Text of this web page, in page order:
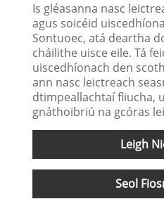
Is gléasanna nasc
agus soicéid
Sontuoec, atá deartha
cháilithe uisce eile. Tá
uiscedhíonach den
ann nasc leictreach
dtimpeallachtaí fliucha,
gnáthoibriú na gcóras
Leigh
Seol